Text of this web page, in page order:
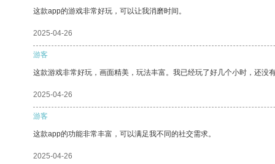
这款app的游戏非常好玩，可以让我消磨时间。
2025-04-26
游客
这款游戏非常好玩，画面精美，玩法丰富。我已经玩了好几个小时，还没
2025-04-26
游客
这款app的功能非常丰富，可以满足我不同的社交需求。
2025-04-26